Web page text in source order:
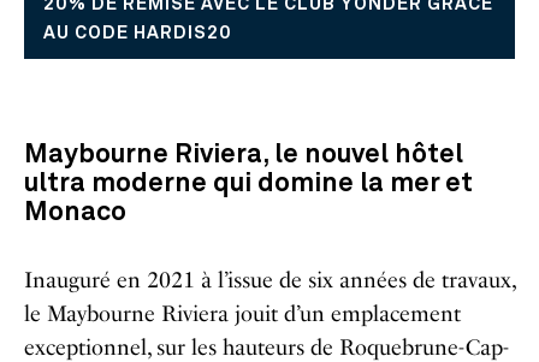
20% DE REMISE AVEC LE CLUB YONDER GRÂCE
AU CODE HARDIS20
Maybourne Riviera, le nouvel hôtel
ultra moderne qui domine la mer et
Monaco
Inauguré en 2021 à l’issue de six années de travaux,
le Maybourne Riviera jouit d’un emplacement
exceptionnel, sur les hauteurs de Roquebrune-Cap-